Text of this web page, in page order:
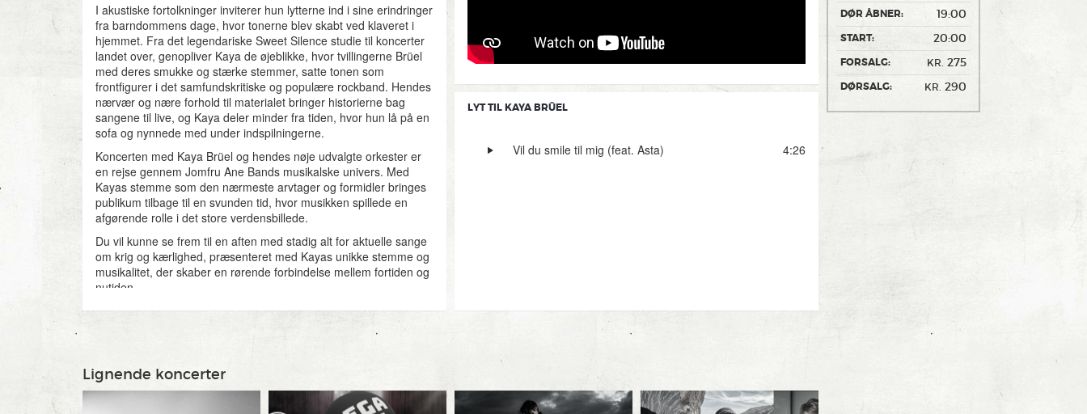
DØR ÅBNER: 19:00
START: 20:00
FORSALG: KR. 275
DØRSALG: KR. 290
I akustiske fortolkninger inviterer hun lytterne ind i sine erindringer
fra barndommens dage, hvor tonerne blev skabt ved klaveret i
hjemmet. Fra det legendariske Sweet Silence studie til koncerter
landet over, genopliver Kaya de øjeblikke, hvor tvillingerne Brüel
med deres smukke og stærke stemmer, satte tonen som
frontfigurer i det samfundskritiske og populære rockband. Hendes
nærvær og nære forhold til materialet bringer historierne bag
sangene til live, og Kaya deler minder fra tiden, hvor hun lå på en
sofa og nynnede med under indspilningerne.
Koncerten med Kaya Brüel og hendes nøje udvalgte orkester er
en rejse gennem Jomfru Ane Bands musikalske univers. Med
Kayas stemme som den nærmeste arvtager og formidler bringes
publikum tilbage til en svunden tid, hvor musikken spillede en
afgørende rolle i det store verdensbillede.
Du vil kunne se frem til en aften med stadig alt for aktuelle sange
om krig og kærlighed, præsenteret med Kayas unikke stemme og
musikalitet, der skaber en rørende forbindelse mellem fortiden og
nutiden.
LYT TIL KAYA BRÜEL
Vil du smile til mig (feat. Asta) 4:26
Lignende koncerter